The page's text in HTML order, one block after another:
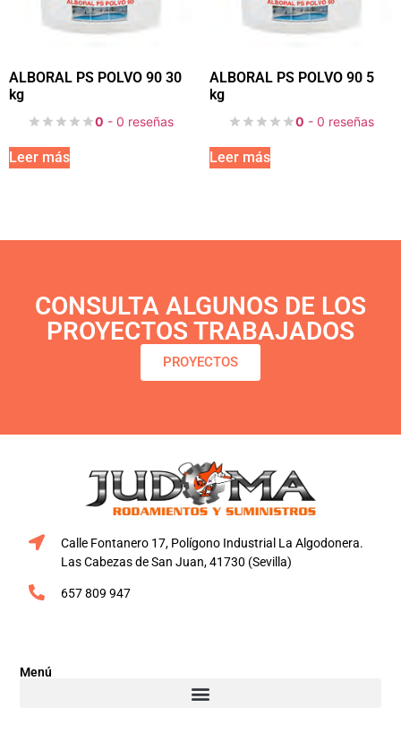
ALBORAL PS POLVO 90 30
kg
0 - 0 reseñas
Leer más
ALBORAL PS POLVO 90 5
kg
0 - 0 reseñas
Leer más
CONSULTA ALGUNOS DE LOS
PROYECTOS TRABAJADOS
PROYECTOS
Calle Fontanero 17, Polígono Industrial La Algodonera.
Las Cabezas de San Juan, 41730 (Sevilla)
657 809 947
Menú